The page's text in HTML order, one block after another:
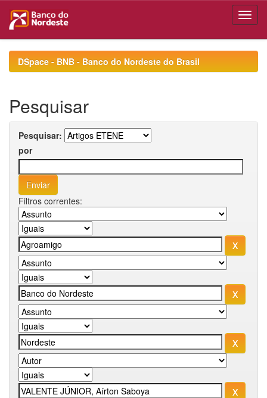
navigationDSpace - BNB - Banco do Nordeste do Brasil
Pesquisar
Pesquisar:
por
Filtros correntes: